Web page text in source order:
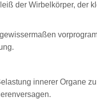
der Wirbelkörper, der
innerer Organe